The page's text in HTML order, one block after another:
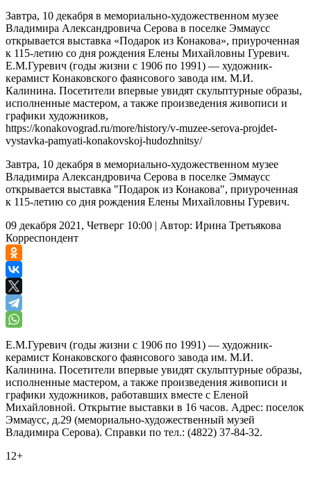
Завтра, 10 декабря в мемориально-художественном музее
Владимира Александровича Серова в поселке Эммаусс
открывается выставка «Подарок из Конакова», приуроченная
к 115-летию со дня рождения Елены Михайловны Гуревич.
Е.М.Гуревич (годы жизни с 1906 по 1991) — художник-
керамист Конаковского фаянсового завода им. М.И.
Калинина. Посетители впервые увидят скульптурные образы,
исполненные мастером, а также произведения живописи и
графики художников,
https://konakovograd.ru/more/history/v-muzee-serova-projdet-
vystavka-pamyati-konakovskoj-hudozhnitsy/
Завтра, 10 декабря в мемориально-художественном музее
Владимира Александровича Серова в поселке Эммаусс
открывается выставка "Подарок из Конакова", приуроченная
к 115-летию со дня рождения Елены Михайловны Гуревич.
09 декабря 2021, Четверг 10:00 | Автор: Ирина Третьякова
Корреспондент
Е.М.Гуревич (годы жизни с 1906 по 1991) — художник-
керамист Конаковского фаянсового завода им. М.И.
Калинина. Посетители впервые увидят скульптурные образы,
исполненные мастером, а также произведения живописи и
графики художников, работавших вместе с Еленой
Михайловной. Открытие выставки в 16 часов. Адрес: поселок
Эммаусс, д.29 (мемориально-художественный музей
Владимира Серова). Справки по тел.: (4822) 37-84-32.
12+